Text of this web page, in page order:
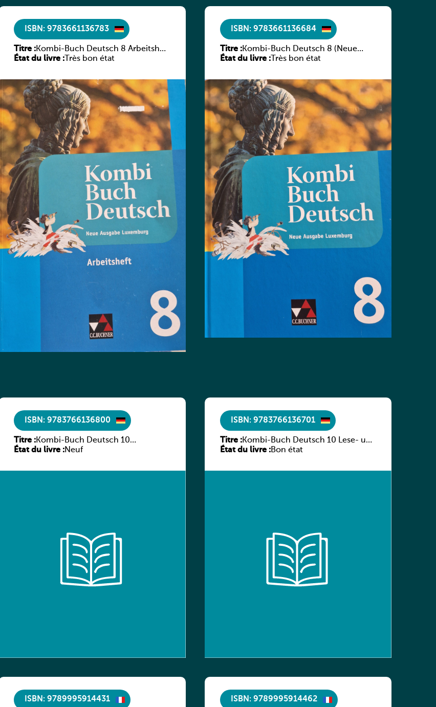
ISBN: 9783661136783
Titre :Kombi-Buch Deutsch 8 Arbeitsheft
(Neue Ausgabe Luxemburg)
État du livre : Très bon état
ISBN: 9783661136684
Titre :Kombi-Buch Deutsch 8 (Neue
Ausgabe Luxemburg)
État du livre :Très bon état
ISBN: 9783766136800
Titre :Kombi-Buch Deutsch 10
Arbeitsheft
État du livre :Neuf
ISBN: 9783766136701
Titre :Kombi-Buch Deutsch 10 Lese- und
Sprachbuch
État du livre :Bon état
ISBN: 9789995914431 ISBN: 9789995914462